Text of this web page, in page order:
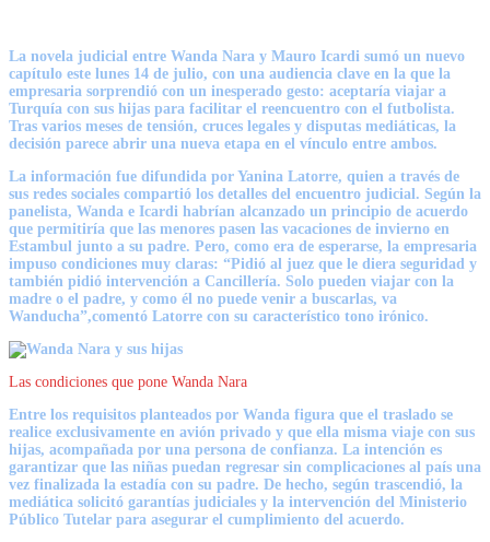
La novela judicial entre Wanda Nara y Mauro Icardi sumó un nuevo
capítulo este lunes 14 de julio, con una audiencia clave en la que la
empresaria sorprendió con un inesperado gesto: aceptaría viajar a
Turquía con sus hijas para facilitar el reencuentro con el futbolista.
Tras varios meses de tensión, cruces legales y disputas mediáticas, la
decisión parece abrir una nueva etapa en el vínculo entre ambos.
La información fue difundida por Yanina Latorre, quien a través de
sus redes sociales compartió los detalles del encuentro judicial. Según la
panelista, Wanda e Icardi habrían alcanzado un principio de acuerdo
que permitiría que las menores pasen las vacaciones de invierno en
Estambul junto a su padre. Pero, como era de esperarse, la empresaria
impuso condiciones muy claras: “Pidió al juez que le diera seguridad y
también pidió intervención a Cancillería. Solo pueden viajar con la
madre o el padre, y como él no puede venir a buscarlas, va
Wanducha”,comentó Latorre con su característico tono irónico.
Las condiciones que pone Wanda Nara
Entre los requisitos planteados por Wanda figura que el traslado se
realice exclusivamente en avión privado y que ella misma viaje con sus
hijas, acompañada por una persona de confianza. La intención es
garantizar que las niñas puedan regresar sin complicaciones al país una
vez finalizada la estadía con su padre. De hecho, según trascendió, la
mediática solicitó garantías judiciales y la intervención del Ministerio
Público Tutelar para asegurar el cumplimiento del acuerdo.